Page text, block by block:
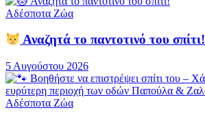
Αδέσποτα Ζώα
Αναζητά το παντοτινό του σπίτι!
5 Αυγούστου 2026
Αδέσποτα Ζώα